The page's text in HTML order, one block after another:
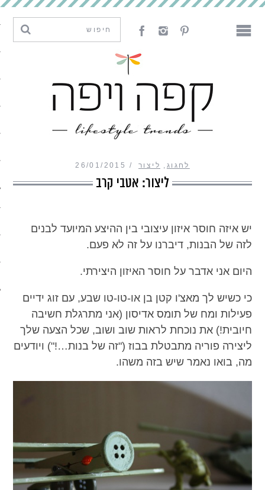
אמנות
נדבר
מכון כושר מנטלי
לחגוג , ליצור 26/01/2015
ליצור: אטבי קרב
יש איזה חוסר איזון עיצובי בין ההיצע המיועד לבנים
לזה של הבנות, דיברנו על זה לא פעם.
היום אני אדבר על חוסר האיזון היצירתי.
כי כשיש לך מאצ'ו קטן בן או-טו-טו שבע, עם זוג ידיים
פעילות ומח של תומס אדיסון (אני מתרגלת חשיבה
חיובית!) את נוכחת לראות שוב ושוב, שכל הצעה שלך
ליצירה פוריה מתבטלת בבוז ("זה של בנות…!") ויודעים
מה, בואו נאמר שיש בזה משהו.